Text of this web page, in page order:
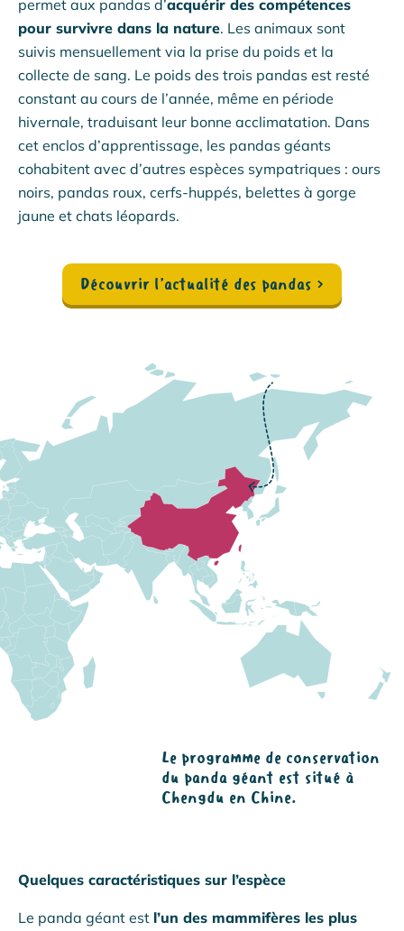
permet aux pandas d’acquérir des compétences
pour survivre dans la nature. Les animaux sont
suivis mensuellement via la prise du poids et la
collecte de sang. Le poids des trois pandas est resté
constant au cours de l’année, même en période
hivernale, traduisant leur bonne acclimatation. Dans
cet enclos d’apprentissage, les pandas géants
cohabitent avec d’autres espèces sympatriques : ours
noirs, pandas roux, cerfs-huppés, belettes à gorge
jaune et chats léopards.
Découvrir l’actualité des pandas ›
Le programme de conservation
du panda géant est situé à
Chengdu en Chine.
Quelques caractéristiques sur l’espèce
Le panda géant est l’un des mammifères les plus